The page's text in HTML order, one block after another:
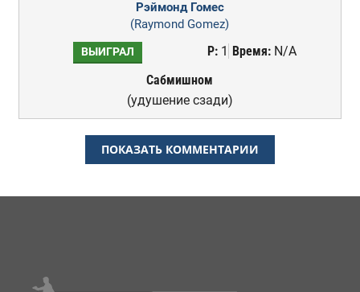
Рэймонд Гомес
(Raymond Gomez)
ВЫИГРАЛ Р: 1 Время: N/A
Сабмишном
(удушение сзади)
ПОКАЗАТЬ КОММЕНТАРИИ